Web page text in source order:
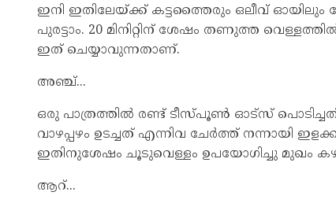
ഇനി ഇതിലേയ്ക്ക് കട്ടത്തൈരും ഒലീവ് ഓയിലും
പുരട്ടാം. 20 മിനിറ്റിന് ശേഷം തണുത്ത
ഇത് ചെയ്യാവുന്നതാണ്.
അഞ്ച്...
ഒരു പാത്രത്തില്‍ രണ്ട് ടീസ്പൂൺ ഓട്സ്
വാഴപ്പഴം ഉടച്ചത് എന്നിവ ചേര്‍ത്ത് നന്നായി
ഇതിനുശേഷം ചൂടുവെള്ളം ഉപയോഗിച്ചു മുഖം
ആറ്...